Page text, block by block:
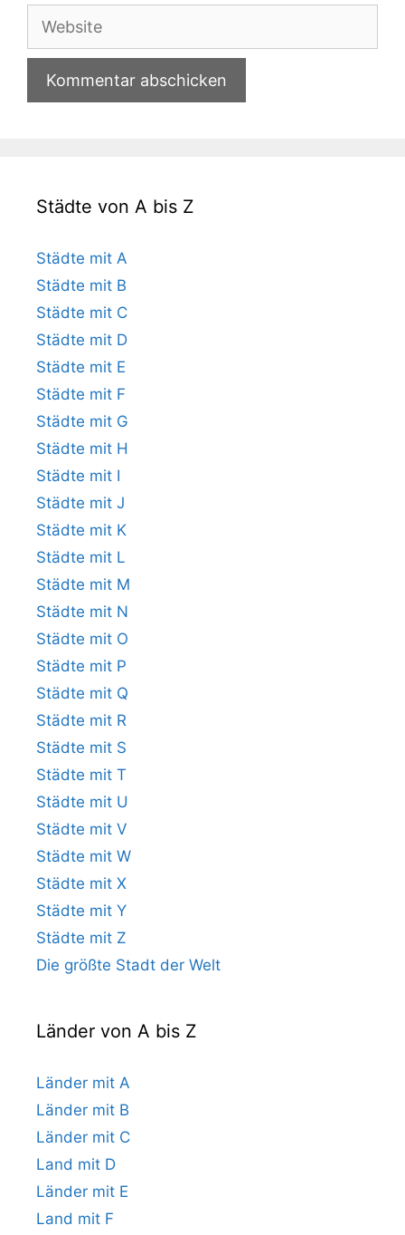
Adresse
Website
Städte von A bis Z
Städte mit A
Städte mit B
Städte mit C
Städte mit D
Städte mit E
Städte mit F
Städte mit G
Städte mit H
Städte mit I
Städte mit J
Städte mit K
Städte mit L
Städte mit M
Städte mit N
Städte mit O
Städte mit P
Städte mit Q
Städte mit R
Städte mit S
Städte mit T
Städte mit U
Städte mit V
Städte mit W
Städte mit X
Städte mit Y
Städte mit Z
Die größte Stadt der Welt
Länder von A bis Z
Länder mit A
Länder mit B
Länder mit C
Land mit D
Länder mit E
Land mit F